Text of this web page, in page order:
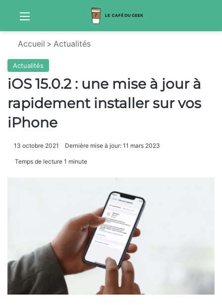
Menu
Accueil > Actualités
Actualités
iOS 15.0.2 : une mise à jour à
rapidement installer sur vos
iPhone
13 octobre 2021 Dernière mise à jour: 11 mars 2023
Temps de lecture 1 minute